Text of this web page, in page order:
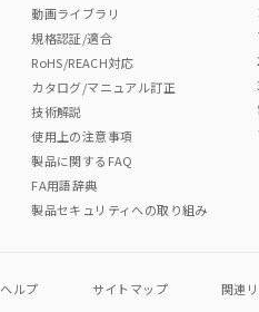
動画ライブラリ
規格認証/適合
RoHS/REACH対応
カタログ/マニュアル訂正
技術解説
使用上の注意事項
製品に関するFAQ
FA用語辞典
製品セキュリティへの取り組み
ヘルプ サイトマップ 関連